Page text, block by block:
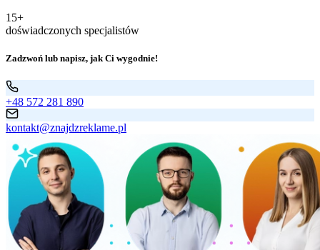
15+
doświadczonych specjalistów
Zadzwoń lub napisz, jak Ci wygodnie!
+48 572 281 890
kontakt@znajdzreklame.pl